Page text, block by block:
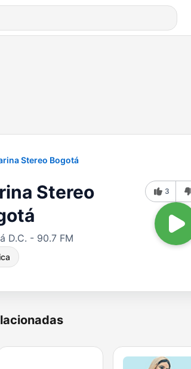
Stereo Bogotá
Stereo
D.C. - 90.7 FM
3